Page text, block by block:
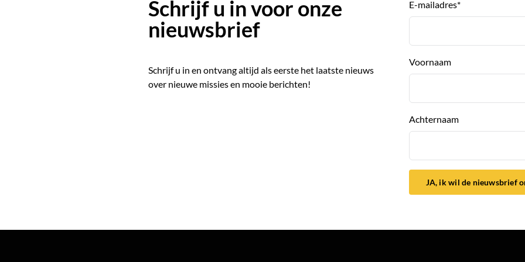
Schrijf u in voor onze
nieuwsbrief
Schrijf u in en ontvang altijd als eerste het laatste nieuws
over nieuwe missies en mooie berichten!
E-mailadres*
Voornaam
Achternaam
JA, ik wil de nieuwsbrief